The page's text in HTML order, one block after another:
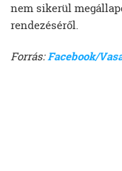
nem sikerül
rendezéséről.
Forrás:Facebook/